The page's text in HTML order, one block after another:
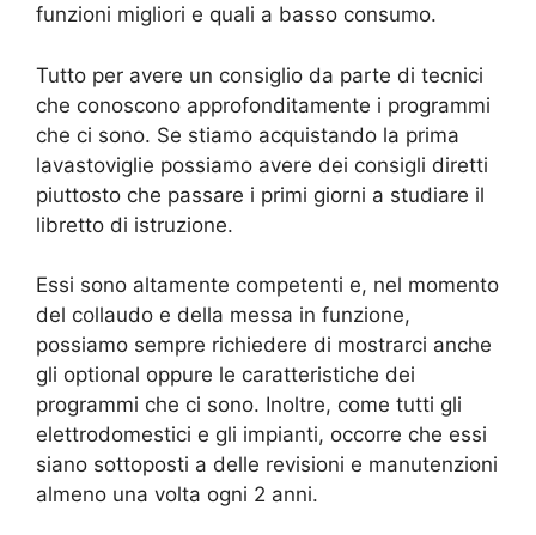
funzioni migliori e quali a basso consumo.
Tutto per avere un consiglio da parte di tecnici
che conoscono approfonditamente i programmi
che ci sono. Se stiamo acquistando la prima
lavastoviglie possiamo avere dei consigli diretti
piuttosto che passare i primi giorni a studiare il
libretto di istruzione.
Essi sono altamente competenti e, nel momento
del collaudo e della messa in funzione,
possiamo sempre richiedere di mostrarci anche
gli optional oppure le caratteristiche dei
programmi che ci sono. Inoltre, come tutti gli
elettrodomestici e gli impianti, occorre che essi
siano sottoposti a delle revisioni e manutenzioni
almeno una volta ogni 2 anni.